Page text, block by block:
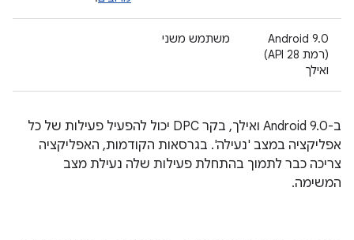
Android 9.0
(רמת API 28)
ואילך
משתמש משני
ב-Android 9.0 ואילך, בקר DPC יכול להפעיל פעילות של כל
אפליקציה במצב 'נעילה'. בגרסאות הקודמות, האפליקציה
צריכה כבר לתמוך בהתחלת פעילות שלה נעילת מצב
המשימה.